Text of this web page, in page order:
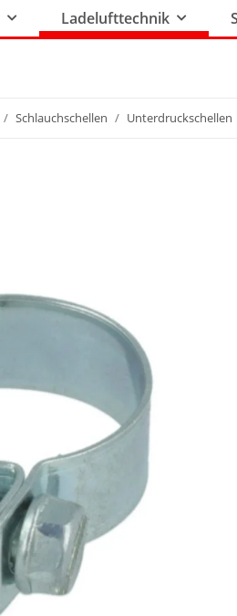
Ladelufttechnik
Schlauchschellen Unterdruckschellen